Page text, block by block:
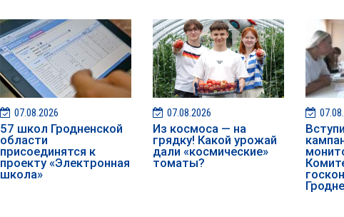
07.08.2026
57 школ Гродненской
области
присоединятся к
проекту «Электронная
школа»
07.08.2026
Из космоса — на
грядку! Какой урожай
дали «космические»
томаты?